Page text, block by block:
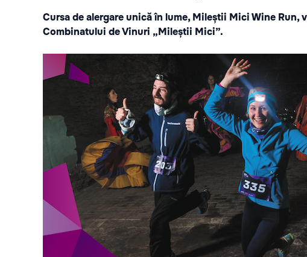
Cursa de alergare unică în lume, Mileștii Mici Wine Run,
Combinatului de Vinuri „Mileștii Mici”.